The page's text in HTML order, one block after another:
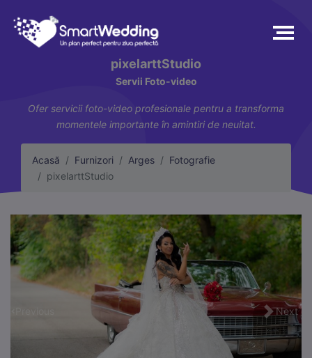
pixelarttStudio
Servii Foto-video
Ofer servicii foto-video profesionale pentru a transforma
momentele importante în amintiri de neuitat.
Acasă Furnizori Arges
Fotografie
pixelarttStudio
Next